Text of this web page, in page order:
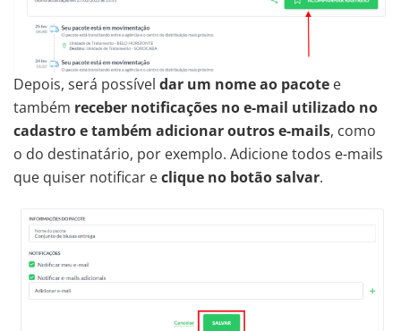
Depois, será possível dar um nome ao pacote e
também receber notificações no e-mail utilizado no
cadastro e também adicionar outros e-mails, como
o do destinatário, por exemplo. Adicione todos e-mails
que quiser notificar eclique no botão salvar.